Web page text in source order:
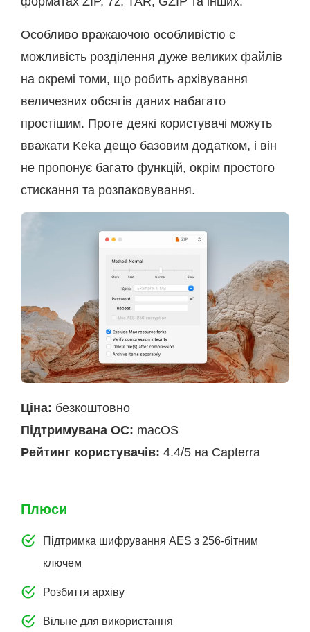
Особливо вражаючою особливістю є
можливість розділення дуже великих файлів
на окремі томи, що робить архівування
величезних обсягів даних набагато
простішим. Проте деякі користувачі можуть
вважати Keka дещо базовим додатком, і він
не пропонує багато функцій, окрім простого
стискання та розпаковування.
Ціна: безкоштовно
Підтримувана ОС: macOS
Рейтинг користувачів: 4.4/5 на Capterra
Плюси
Підтримка шифрування AES з 256-бітним
ключем
Розбиття архіву
Вільне для використання